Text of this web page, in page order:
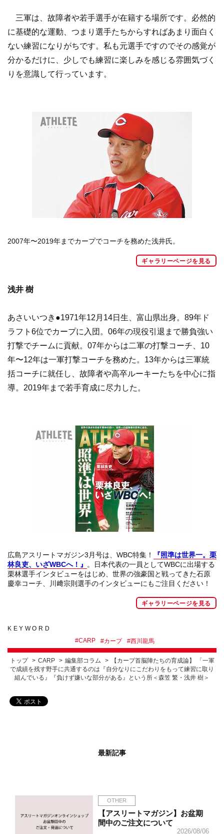
三軍は、故障者や若手選手が在籍する場所です。必然的
に基礎的な運動、つまり選手たちからすればあまり面白く
ない練習になりがちです。私も元選手ですのでその感覚が
分かるだけに、少しでも練習に楽しみを感じる雰囲気づく
りを意識して行っています。
2007年〜2019年までカープでコーチを務めた浅井氏。
ギャラリーページを見る
浅井 樹
あさいいつき●1971年12月14日生、富山県出身。89年ド
ラフト6位でカープに入団。06年の現役引退まで勝負強い
打撃でチームに貢献。07年からは二軍の打撃コーチ、10
年〜12年は一軍打撃コーチを務めた。13年からは三軍統
括コーチに就任し、故障者や高卒ルーキーたちを中心に指
導。2019年まで若手育成に尽力した。
広島アスリートマガジン3月号は、WBC特集！
『照準は世界一。栗
林良吏、いざWBCへ！』
。日本代表の一員としてWBCに出場する
栗林選手インタビューをはじめ、世界の強豪国と戦ってきた石原
慶幸コーチ、川﨑宗則選手のインタビューにもご注目ください！
ギャラリーページを見る
KEYWORD
#CARP #カープ #西川龍馬
トップ CARP 編集部コラム
【カープ首脳陣たちの育成論】 「一軍
で成績を残す野手に共通するのは『自分なりにこだわりをもって練習に取り
組んでいる』『負けず嫌いな部分がある』という所＜森笠 繁・浅井 樹＞
最新記事
OTHER
【アスリートマガジン】お盆期
間中のご注文について
2026/08/06